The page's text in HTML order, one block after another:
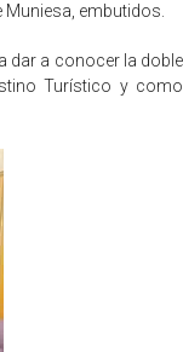
Muniesa, embutidos.
dar a conocer la doble
Turístico y como